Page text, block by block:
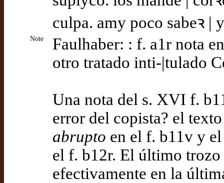
culpa. amy poco sabeꝛ |
Note
Faulhaber: : f. a1r nota
otro tratado inti-|tulado
Una nota del s. XVI f.
error del copista? el
abrupto en el f. b11v y
el f. b12r. El último
efectivamente en la